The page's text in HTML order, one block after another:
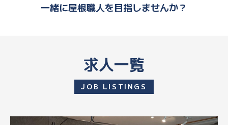
一緒に屋根職人を目指しませんか？
求人一覧
JOB LISTINGS